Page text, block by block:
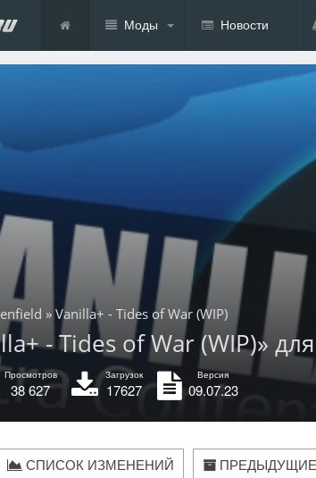
Моды Новости
» Vanilla+ - Tides of War (WIP)
- Tides of War (WIP)»
Просмотров
38 627
Загрузок
17627
Версия
09.07.23
СПИСОК ИЗМЕНЕНИЙ